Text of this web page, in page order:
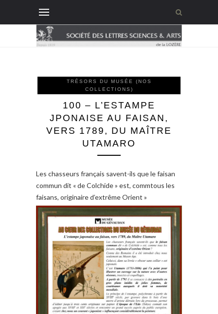
TRÉSORS DU MUSÉE (NOS
COLLECTIONS)
100 – L’ESTAMPE
JPONAISE AU FAISAN,
VERS 1789, DU MAÎTRE
UTAMARO
Les chasseurs français savent-ils que le faisan
commun dit « de Colchide » est, commtous les
faisans, originaire d’extrême Orient »